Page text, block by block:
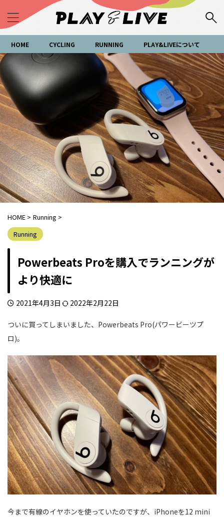
HOME CYCLING RUNNING PLAY&LIVEについて
HOME > Running >
Running
Powerbeats Proを購入でランニングが
より快適に
2021年4月3日 2022年2月22日
ついに買ってしまいました、Powerbeats Pro(パワービーツプ
ロ)。
今まで有線のイヤホンを使っていたのですが、iPhoneを12 mini